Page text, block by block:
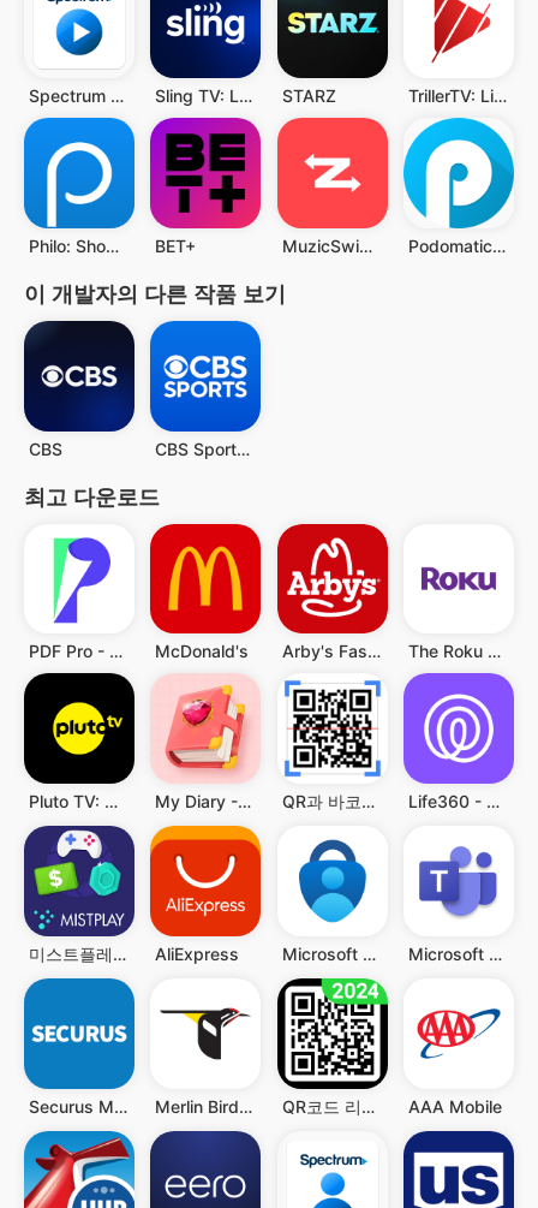
Spectrum TV Sling TV: Live TV + Freestream STARZ TrillerTV: Live Sports
Philo: Shows, Movies, Live TV. BET+ MuzicSwipe: Discover New Music Podomatic Podcast & Mix Player
이 개발자의 다른 작품 보기
CBS CBS Sports App: Scores & News
최고 다운로드
PDF Pro - Reader & Maker McDonald's Arby's Fast Food Sandwiches The Roku App (Official)
Pluto TV: Watch Free Movies/TV My Diary - Diary With Lock QR과 바코드 스캐너 Life360 - 위치 공유
미스트플레이 – 게임 플레이하고 리워드까지 받으세요 AliExpress Microsoft Authenticator Microsoft Teams
Securus Mobile Merlin Bird ID by Cornell Lab QR코드 리더 - QR과 바코드 스캐너, QR 스캐너 AAA Mobile